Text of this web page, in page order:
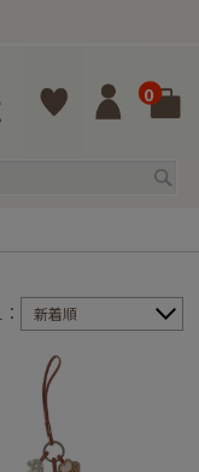
0
新着順